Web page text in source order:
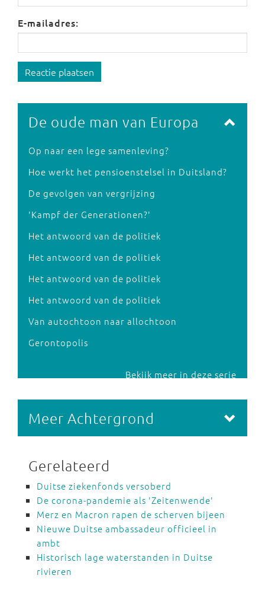
E-mailadres:
Reactie plaatsen
De oude man van Europa
Op naar een lege samenleving?
Hoe werkt het pensioenstelsel in Duitsland?
De gevolgen van vergrijzing
'Kampf der Generationen?'
Het antwoord van de politiek
Het antwoord van de politiek
Het antwoord van de politiek
Het antwoord van de politiek
Van autochtoon naar allochtoon
Gerontopolis
Bekijk meer in deze serie
Meer Achtergrond
Gerelateerd
Duitse ziekenfonds versoberd
De corona-pandemie als 'Zeitenwende'
Merz en Macron rapen de scherven bijeen
Nieuwe Duitse ambassadeur officieel in
ambt
Historisch lage waterstanden in Duitse
rivieren